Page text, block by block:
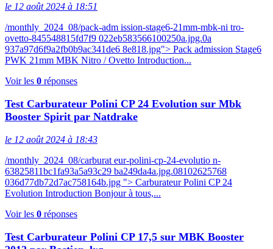
le 12 août 2024 à 18:51
/monthly_2024_08/pack-adm ission-stage6-21mm-mbk-ni tro-
ovetto-845548815fd7f9 022eb583566100250a.jpg.0a
937a97d6f9a2fb0b9ac341de6 8e818.jpg"> Pack admission Stage6
PWK 21mm MBK Nitro / Ovetto Introduction...
Voir les 0 réponses
Test Carburateur Polini CP 24 Evolution sur Mbk
Booster Spirit par Natdrake
le 12 août 2024 à 18:43
/monthly_2024_08/carburat eur-polini-cp-24-evolutio n-
63825811bc1fa93a5a93c29 ba249da4a.jpg.08102625768
036d77db72d7ac758164b.jpg "> Carburateur Polini CP 24
Evolution Introduction Bonjour à tous,...
Voir les 0 réponses
Test Carburateur Polini CP 17,5 sur MBK Booster